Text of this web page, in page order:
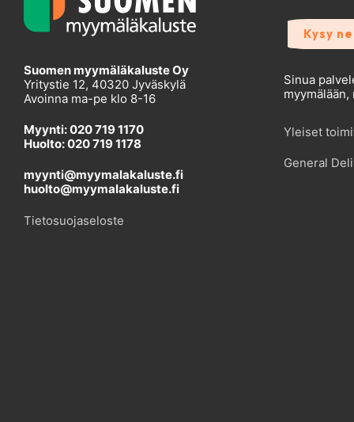
Suomen myymäläkaluste Oy
Yritystie 12, 40320 Jyväskylä
Avoinna ma-pe klo 8-16
Myynti: 020 719 1170
Huolto: 020 719 1178
myynti@myymalakaluste.fi
huolto@myymalakaluste.fi
Tietosuojaseloste
Kysy
Sinua
Yleiset
General